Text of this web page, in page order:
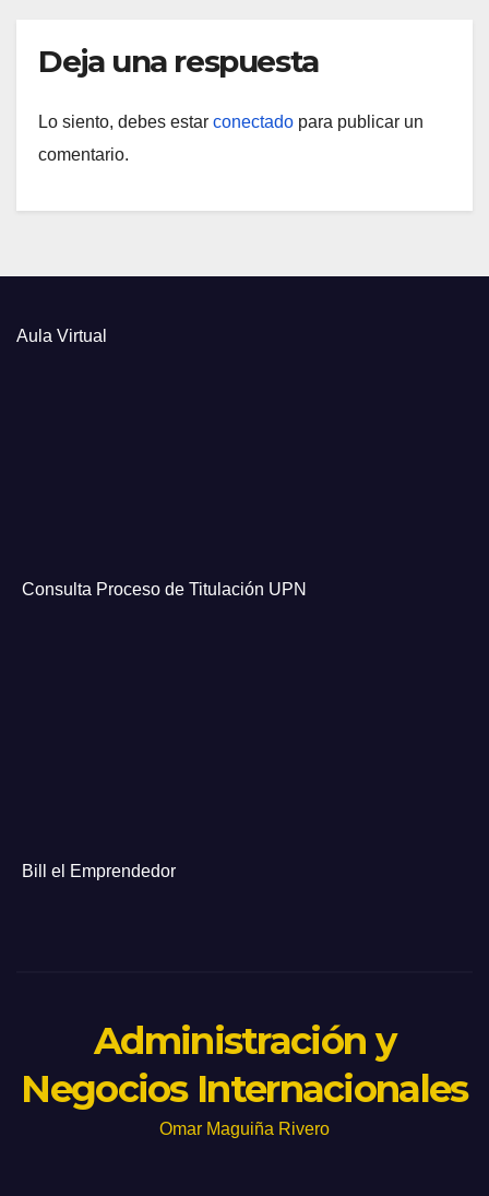
Deja una respuesta
Lo siento, debes estar conectado para publicar un
comentario.
Aula Virtual
Consulta Proceso de Titulación UPN
Bill el Emprendedor
Administración y
Negocios Internacionales
Omar Maguiña Rivero